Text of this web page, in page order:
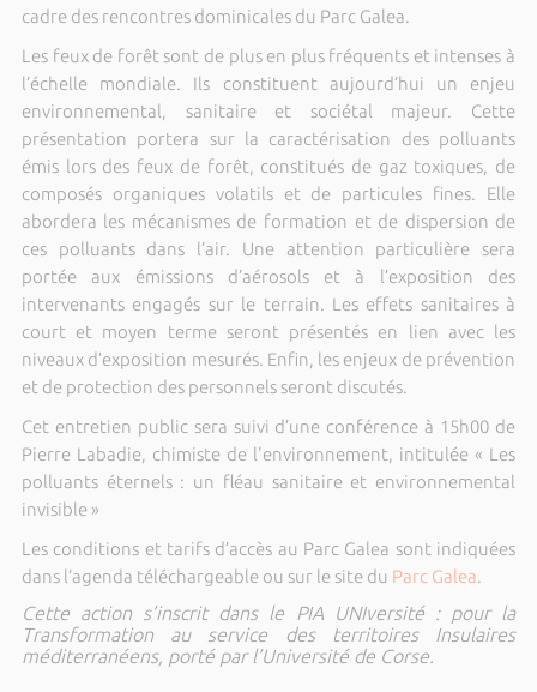
cadre des rencontres dominicales du Parc Galea.
Les feux de forêt sont de plus en plus fréquents et intenses à
l’échelle mondiale. Ils constituent aujourd’hui un enjeu
environnemental, sanitaire et sociétal majeur. Cette
présentation portera sur la caractérisation des polluants
émis lors des feux de forêt, constitués de gaz toxiques, de
composés organiques volatils et de particules fines. Elle
abordera les mécanismes de formation et de dispersion de
ces polluants dans l’air. Une attention particulière sera
portée aux émissions d’aérosols et à l’exposition des
intervenants engagés sur le terrain. Les effets sanitaires à
court et moyen terme seront présentés en lien avec les
niveaux d’exposition mesurés. Enfin, les enjeux de prévention
et de protection des personnels seront discutés.
Cet entretien public sera suivi d’une conférence à 15h00 de
Pierre Labadie, chimiste de l'environnement, intitulée « Les
polluants éternels : un fléau sanitaire et environnemental
invisible »
Les conditions et tarifs d’accès au Parc Galea sont indiquées
dans l’agenda téléchargeable ou sur le site du Parc Galea.
Cette action s’inscrit dans le PIA UNIversité : pour la
Transformation au service des territoires Insulaires
méditerranéens, porté par l’Université de Corse.